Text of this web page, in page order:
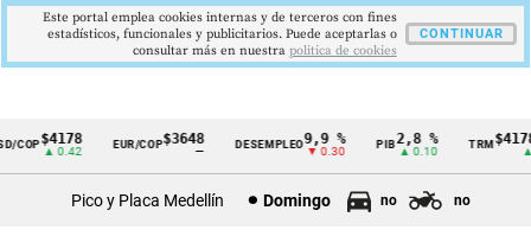
Cintillo
$4178
▲ 0.42
EUR/COP$3648 DESEMPLEO9,9 %
▼ 0.30
2,8 %
▲ 0.10
TRM
▲
Pico y Placa Medellín Domingo no no
Este portal emplea cookies internas y de terceros con fines
estadísticos, funcionales y publicitarios. Puede aceptarlas o
consultar más en nuestra politica de cookies
CONTINUAR